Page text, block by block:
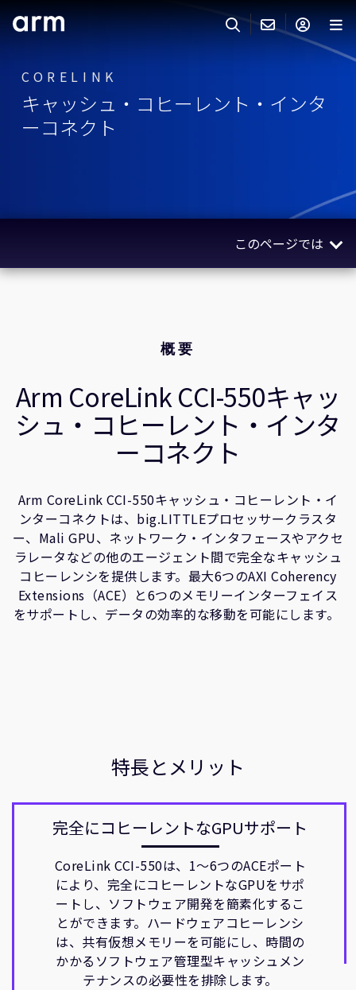
Skip to Main Content
Skip to Footer
ARMのお問い合わせ
サポート
IP サポート
企業様向けFlexible Access
その他のお問い合わせ
研究連携
ウェブサイト
グローバル本社
110 Fulbourn Road
Cambridge, UK
CB1 9NJ
Tel: + 44(1223) 400 400 [main reception]
Fax: + 44(1223) 400 410
Armアカウント
製品
分野
CORELINK
キャッシュ・コヒーレント・インタ
ーコネクト
このページでは
概要
概要
Arm CoreLink CCI-550キャッ
シュ・コヒーレント・インタ
ーコネクト
Arm CoreLink CCI-550キャッシュ・コヒーレント・イ
ンターコネクトは、big.LITTLEプロセッサークラスタ
ー、Mali GPU、ネットワーク・インタフェースやアクセ
ラレータなどの他のエージェント間で完全なキャッシュ
コヒーレンシを提供します。最大6つのAXI Coherency
Extensions（ACE）と6つのメモリーインターフェイス
をサポートし、データの効率的な移動を可能にします。
特長とメリット
完全にコヒーレントなGPUサポート
CoreLink CCI-550は、1～6つのACEポート
により、完全にコヒーレントなGPUをサポ
ートし、ソフトウェア開発を簡素化するこ
とができます。ハードウェアコヒーレンシ
は、共有仮想メモリーを可能にし、時間の
かかるソフトウェア管理型キャッシュメン
テナンスの必要性を排除します。